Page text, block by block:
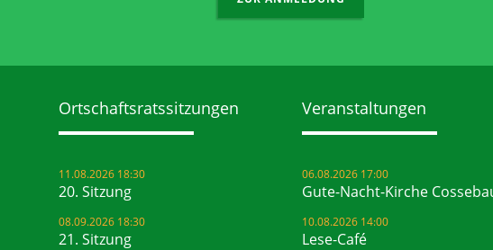
Ortschaftsrats­sitzungen
11.08.2026 18:30
20. Sitzung
08.09.2026 18:30
21. Sitzung
Veranstaltungen
06.08.2026 17:00
Gute-Nacht-Kirche
10.08.2026 14:00
Lese-Café